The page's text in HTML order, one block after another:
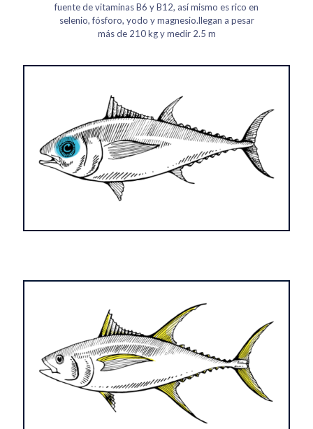
fuente de vitaminas B6 y B12, así mismo es rico en
selenio, fósforo, yodo y magnesio.llegan a pesar
más de 210 kg y medir 2.5 m